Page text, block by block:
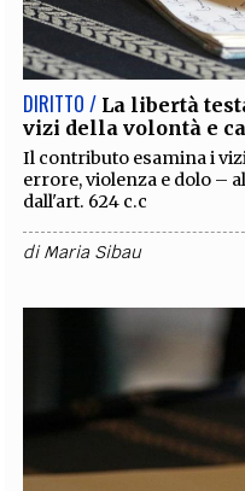
CODICI RUBRICHE LIBRI
DIRITTO / La libertà
vizi della volontà e
Il contributo esamina i
errore, violenza e dolo –
dall'art. 624 c.c
diMaria Sibau